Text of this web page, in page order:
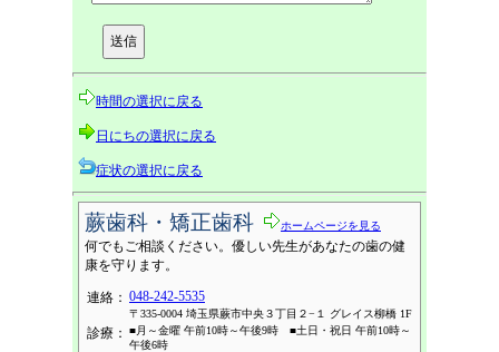
時間の選択に戻る
日にちの選択に戻る
症状の選択に戻る
蕨歯科・矯正歯科 ホームページを見る
何でもご相談ください。優しい先生があなたの歯の健
康を守ります。
連絡： 048-242-5535
〒335-0004 埼玉県蕨市中央３丁目２−１ グレイス柳橋 1F
診療：
■月～金曜 午前10時～午後9時 ■土日・祝日 午前10時～
午後6時